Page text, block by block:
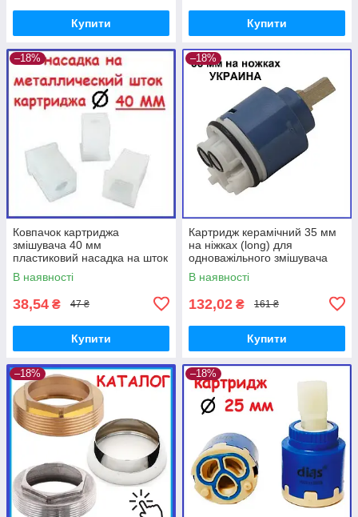
Купити Купити
–18%
Ковпачок картриджа
змішувача 40 мм
пластиковий насадка на шток
В наявності
38,54 ₴ 47 ₴
Купити
–18%
Картридж керамічний 35 мм
на ніжках (long) для
одноважільного змішувача
В наявності
132,02 ₴ 161 ₴
Купити
–18% –18%